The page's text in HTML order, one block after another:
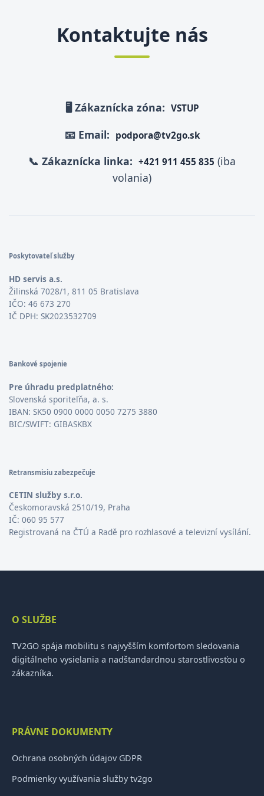
Kontaktujte nás
🖥️ Zákaznícka zóna: VSTUP
📧 Email: podpora@tv2go.sk
📞 Zákaznícka linka: +421 911 455 835 (iba
volania)
Poskytovateľ služby
HD servis a.s.
Žilinská 7028/1, 811 05 Bratislava
IČO: 46 673 270
IČ DPH: SK2023532709
Bankové spojenie
Pre úhradu predplatného:
Slovenská sporiteľňa, a. s.
IBAN: SK50 0900 0000 0050 7275 3880
BIC/SWIFT: GIBASKBX
Retransmisiu zabezpečuje
CETIN služby s.r.o.
Českomoravská 2510/19, Praha
IČ: 060 95 577
Registrovaná na ČTÚ a Radě pro rozhlasové a televizní vysílání.
O SLUŽBE
TV2GO spája mobilitu s najvyšším komfortom sledovania
digitálneho vysielania a nadštandardnou starostlivosťou o
zákazníka.
PRÁVNE DOKUMENTY
Ochrana osobných údajov GDPR
Podmienky využívania služby tv2go